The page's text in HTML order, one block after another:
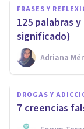
FRASES Y
125 palabras
significado)
Adriana
DROGAS Y
7 creencias